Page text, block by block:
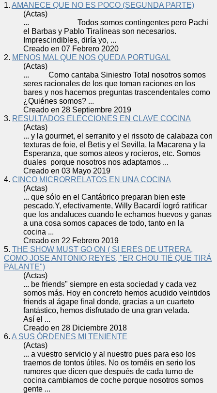
1. AMANECE QUE NO ES POCO (SEGUNDA PARTE)
(Actas)
... Todos somos contingentes pero Pachi
el Barbas y Pablo Tiralíneas son necesarios.
Imprescindibles, diría yo, ...
Creado en 07 Febrero 2020
2. MENOS MAL QUE NOS QUEDA PORTUGAL
(Actas)
... Como cantaba Siniestro Total nosotros somos
seres racionales de los que toman raciones en los
bares y nos hacemos preguntas trascendentales como
¿Quiénes somos? ...
Creado en 28 Septiembre 2019
3. RESULTADOS ELECCIONES EN CLAVE COCINA
(Actas)
... y la gourmet, el serranito y el rissoto de calabaza con
texturas de foie, el Betis y el Sevilla, la Macarena y la
Esperanza, que somos ateos y rocieros, etc. Somos
duales porque nosotros nos adaptamos ...
Creado en 03 Mayo 2019
4. CINCO MICRORRELATOS EN UNA COCINA
(Actas)
... que sólo en el Cantábrico preparan bien este
pescado.Y, efectivamente, Willy Bacardí logró ratificar
que los andaluces cuando le echamos huevos y ganas
a una cosa somos capaces de todo, tanto en la
cocina ...
Creado en 22 Febrero 2019
5. THE SHOW MUST GO ON ( SI ERES DE UTRERA,
COMO JOSE ANTONIO REYES, "ER CHOU TIÉ QUE TIRÁ
PALANTE")
(Actas)
... be friends" siempre en esta sociedad y cada vez
somos más. Hoy en concreto hemos acudido veintidos
friends al ágape final donde, gracias a un cuarteto
fantástico, hemos disfrutado de una gran velada.
Así el ...
Creado en 28 Diciembre 2018
6. A SUS ÓRDENES MI TENIENTE
(Actas)
... a vuestro servicio y al nuestro pues para eso los
traemos de tontos útiles. No os toméis en serio los
rumores que dicen que después de cada turno de
cocina cambiamos de coche porque nosotros somos
gente ...